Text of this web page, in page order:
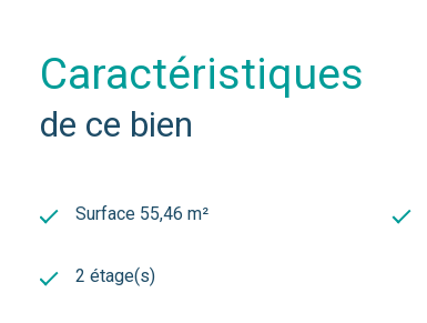
caractéristiques
de ce bien
Surface 55,46 m²
2 étage(s)